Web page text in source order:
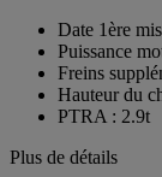
Date 1ère
Puissance
Freins
Hauteur du
PTRA : 2.9t
Plus de détails